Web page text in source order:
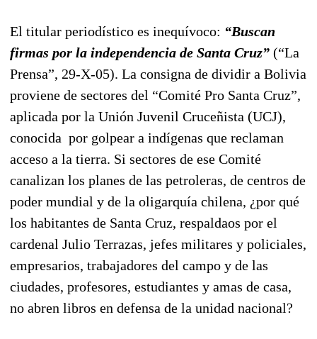
El titular periodístico es inequívoco: “Buscan
firmas por la independencia de Santa Cruz” (“La
Prensa”, 29-X-05). La consigna de dividir a Bolivia
proviene de sectores del “Comité Pro Santa Cruz”,
aplicada por la Unión Juvenil Cruceñista (UCJ),
conocida por golpear a indígenas que reclaman
acceso a la tierra. Si sectores de ese Comité
canalizan los planes de las petroleras, de centros de
poder mundial y de la oligarquía chilena, ¿por qué
los habitantes de Santa Cruz, respaldaos por el
cardenal Julio Terrazas, jefes militares y policiales,
empresarios, trabajadores del campo y de las
ciudades, profesores, estudiantes y amas de casa,
no abren libros en defensa de la unidad nacional?